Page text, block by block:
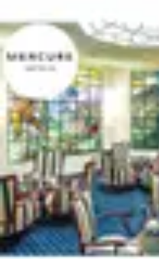
CultureTendances SociétéConseils
Classement Culturel